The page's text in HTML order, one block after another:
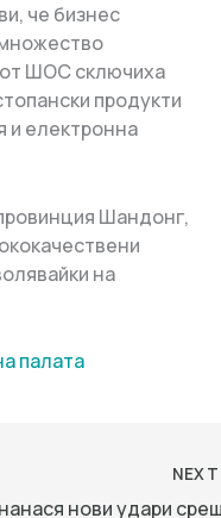
че бизнес
от ШОС сключиха
продукти
и електронна
Шандонг,
на
палaта
NEXT